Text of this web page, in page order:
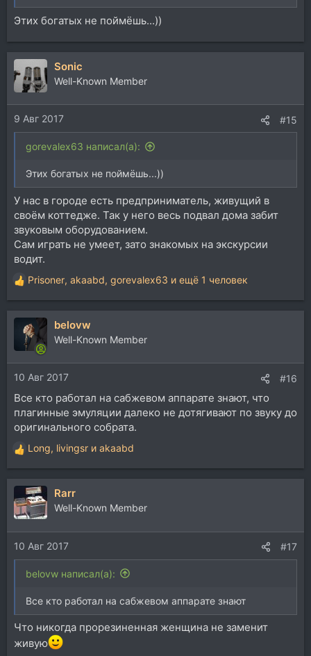
Этих богатых не поймёшь...))
Sonic
Well-Known Member
9 Авг 2017 #15
gorevalex63 написал(а):
Этих богатых не поймёшь...))
У нас в городе есть предприниматель, живущий в
своём коттедже. Так у него весь подвал дома забит
звуковым оборудованием.
Сам играть не умеет, зато знакомых на экскурсии
водит.
Р
е
а
и
и
:
Prisoner, akaabd, gorevalex63 и ещё 1 человек
belovw
Well-Known Member
10 Авг 2017 #16
Все кто работал на сабжевом аппарате знают, что
плагинные эмуляции далеко не дотягивают по звуку до
оригинального собрата.
Р
е
а
ц
и
и
:
Long, livingsr и akaabd
Rarr
Well-Known Member
10 Авг 2017 #17
belovw написал(а):
Все кто работал на сабжевом аппарате знают
Что никогда прорезиненная женщина не заменит
живую